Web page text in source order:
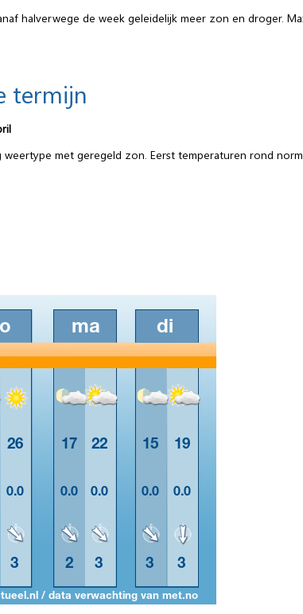
halverwege de week geleidelijk meer zon en droger.
termijn
met geregeld zon. Eerst temperaturen rond